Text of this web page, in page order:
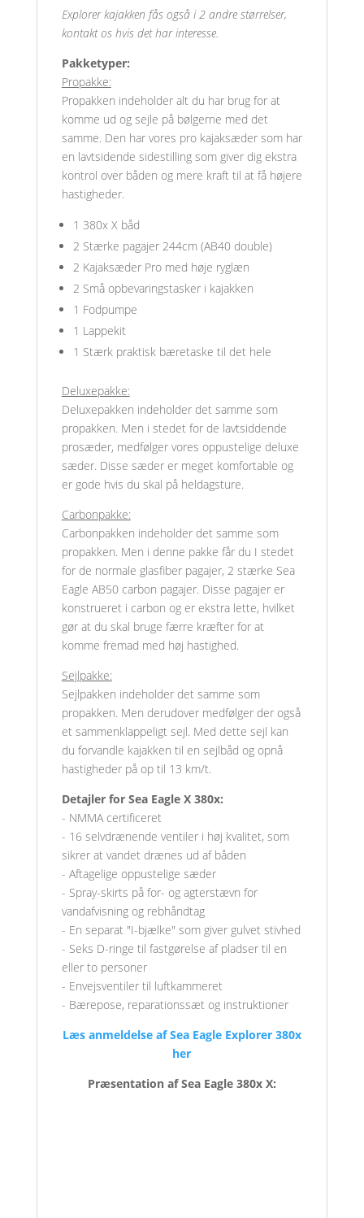
Explorer kajakken fås også i 2 andre størrelser,
kontakt os hvis det har interesse.
Pakketyper:
Propakke:
Propakken indeholder alt du har brug for at
komme ud og sejle på bølgerne med det
samme. Den har vores pro kajaksæder som har
en lavtsidende sidestilling som giver dig ekstra
kontrol over båden og mere kraft til at få højere
hastigheder.
1 380x X båd
2 Stærke pagajer 244cm (AB40 double)
2 Kajaksæder Pro med høje ryglæn
2 Små opbevaringstasker i kajakken
1 Fodpumpe
1 Lappekit
1 Stærk praktisk bæretaske til det hele
Deluxepakke:
Deluxepakken indeholder det samme som
propakken. Men i stedet for de lavtsiddende
prosæder, medfølger vores oppustelige deluxe
sæder. Disse sæder er meget komfortable og
er gode hvis du skal på heldagsture.
Carbonpakke:
Carbonpakken indeholder det samme som
propakken. Men i denne pakke får du I stedet
for de normale glasfiber pagajer, 2 stærke Sea
Eagle AB50 carbon pagajer. Disse pagajer er
konstrueret i carbon og er ekstra lette, hvilket
gør at du skal bruge færre kræfter for at
komme fremad med høj hastighed.
Sejlpakke:
Sejlpakken indeholder det samme som
propakken. Men derudover medfølger der også
et sammenklappeligt sejl. Med dette sejl kan
du forvandle kajakken til en sejlbåd og opnå
hastigheder på op til 13 km/t.
Detajler for Sea Eagle X 380x:
- NMMA certificeret
- 16 selvdrænende ventiler i høj kvalitet, som
sikrer at vandet drænes ud af båden
- Aftagelige oppustelige sæder
- Spray-skirts på for- og agterstævn for
vandafvisning og rebhåndtag
- En separat "I-bjælke" som giver gulvet stivhed
- Seks D-ringe til fastgørelse af pladser til en
eller to personer
- Envejsventiler til luftkammeret
- Bærepose, reparationssæt og instruktioner
Læs anmeldelse af Sea Eagle Explorer 380x
her
Præsentation af Sea Eagle 380x X: